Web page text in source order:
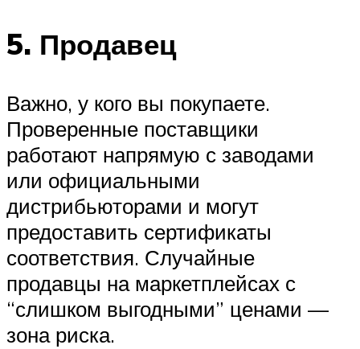
5. Продавец
Важно, у кого вы покупаете.
Проверенные поставщики
работают напрямую с заводами
или официальными
дистрибьюторами и могут
предоставить сертификаты
соответствия. Случайные
продавцы на маркетплейсах с
“слишком выгодными” ценами —
зона риска.